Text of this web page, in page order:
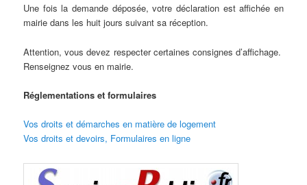
Une fois la demande déposée, votre déclaration est affichée en
mairie dans les huit jours suivant sa réception.
Attention, vous devez respecter certaines consignes d’affichage.
Renseignez vous en mairie.
Réglementations et formulaires
Vos droits et démarches en matière de logement
Vos droits et devoirs, Formulaires en ligne